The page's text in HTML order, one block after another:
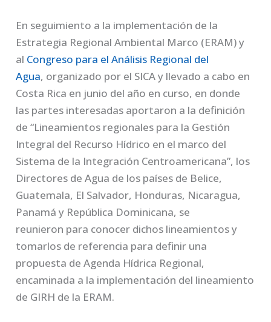
En seguimiento a la implementación de la
Estrategia Regional Ambiental Marco (ERAM) y
al Congreso para el Análisis Regional del
Agua, organizado por el SICA y llevado a cabo en
Costa Rica en junio del año en curso, en donde
las partes interesadas aportaron a la definición
de “Lineamientos regionales para la Gestión
Integral del Recurso Hídrico en el marco del
Sistema de la Integración Centroamericana”, los
Directores de Agua de los países de Belice,
Guatemala, El Salvador, Honduras, Nicaragua,
Panamá y República Dominicana, se
reunieron para conocer dichos lineamientos y
tomarlos de referencia para definir una
propuesta de Agenda Hídrica Regional,
encaminada a la implementación del lineamiento
de GIRH de la ERAM.